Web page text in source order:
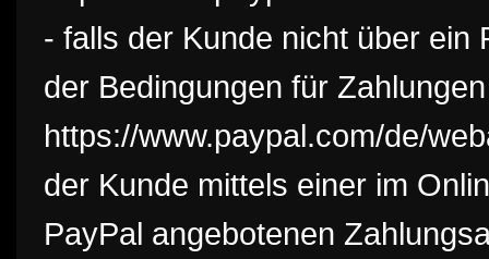
- falls der Kunde nicht über ein
der Bedingungen für
https://www.paypal.com/de/
der Kunde mittels einer im
PayPal angebotenen